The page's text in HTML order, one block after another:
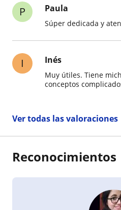
P Paula
Súper dedicada y
I Inés
Muy útiles. Tiene
conceptos
Ver todas las valoraciones
Reconocimientos